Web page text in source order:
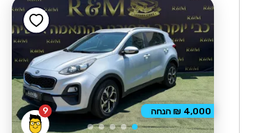
9 4,000 ₪ הנחה